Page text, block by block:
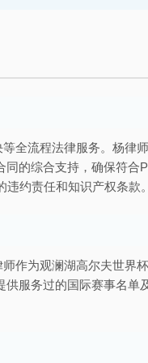
全流程法律服务。杨律
的综合支持，确保符合
约责任和知识产权条款。
作为观澜湖高尔夫世界
服务过的国际赛事名单